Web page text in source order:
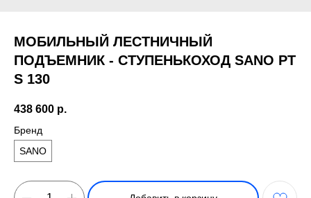
МОБИЛЬНЫЙ ЛЕСТНИЧНЫЙ
ПОДЪЕМНИК - СТУПЕНЬКОХОД SANO PT
S 130
438 600 р.
Бренд
SANO